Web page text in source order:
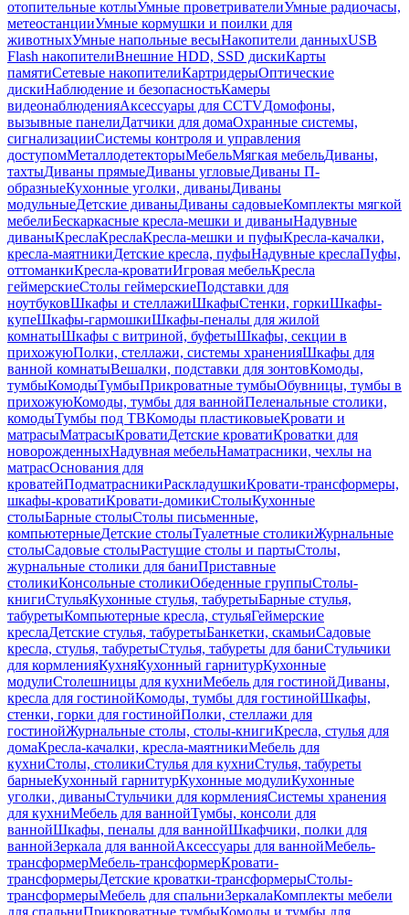
отопительные котлыУмные проветривателиУмные радиочасы,
метеостанцииУмные кормушки и поилки для
животныхУмные напольные весыНакопители данныхUSB
Flash накопителиВнешние HDD, SSD дискиКарты
памятиСетевые накопителиКартридерыОптические
дискиНаблюдение и безопасностьКамеры
видеонаблюденияАксессуары для CCTVДомофоны,
вызывные панелиДатчики для домаОхранные системы,
сигнализацииСистемы контроля и управления
доступомМеталлодетекторыМебельМягкая мебельДиваны,
тахтыДиваны прямыеДиваны угловыеДиваны П-
образныеКухонные уголки, диваныДиваны
модульныеДетские диваныДиваны садовыеКомплекты мягкой
мебелиБескаркасные кресла-мешки и диваныНадувные
диваныКреслаКреслаКресла-мешки и пуфыКресла-качалки,
кресла-маятникиДетские кресла, пуфыНадувные креслаПуфы,
оттоманкиКресла-кроватиИгровая мебельКресла
геймерскиеСтолы геймерскиеПодставки для
ноутбуковШкафы и стеллажиШкафыСтенки, горкиШкафы-
купеШкафы-гармошкиШкафы-пеналы для жилой
комнатыШкафы с витриной, буфетыШкафы, секции в
прихожуюПолки, стеллажи, системы храненияШкафы для
ванной комнатыВешалки, подставки для зонтовКомоды,
тумбыКомодыТумбыПрикроватные тумбыОбувницы, тумбы в
прихожуюКомоды, тумбы для ваннойПеленальные столики,
комодыТумбы под ТВКомоды пластиковыеКровати и
матрасыМатрасыКроватиДетские кроватиКроватки для
новорожденныхНадувная мебельНаматрасники, чехлы на
матрасОснования для
кроватейПодматрасникиРаскладушкиКровати-трансформеры,
шкафы-кроватиКровати-домикиСтолыКухонные
столыБарные столыСтолы письменные,
компьютерныеДетские столыТуалетные столикиЖурнальные
столыСадовые столыРастущие столы и партыСтолы,
журнальные столики для баниПриставные
столикиКонсольные столикиОбеденные группыСтолы-
книгиСтульяКухонные стулья, табуретыБарные стулья,
табуретыКомпьютерные кресла, стульяГеймерские
креслаДетские стулья, табуретыБанкетки, скамьиСадовые
кресла, стулья, табуретыСтулья, табуреты для баниСтульчики
для кормленияКухняКухонный гарнитурКухонные
модулиСтолешницы для кухниМебель для гостинойДиваны,
кресла для гостинойКомоды, тумбы для гостинойШкафы,
стенки, горки для гостинойПолки, стеллажи для
гостинойЖурнальные столы, столы-книгиКресла, стулья для
домаКресла-качалки, кресла-маятникиМебель для
кухниСтолы, столикиСтулья для кухниСтулья, табуреты
барныеКухонный гарнитурКухонные модулиКухонные
уголки, диваныСтульчики для кормленияСистемы хранения
для кухниМебель для ваннойТумбы, консоли для
ваннойШкафы, пеналы для ваннойШкафчики, полки для
ваннойЗеркала для ваннойАксессуары для ваннойМебель-
трансформерМебель-трансформерКровати-
трансформерыДетские кроватки-трансформерыСтолы-
трансформерыМебель для спальниЗеркалаКомплекты мебели
для спальниПрикроватные тумбыКомоды и тумбы для